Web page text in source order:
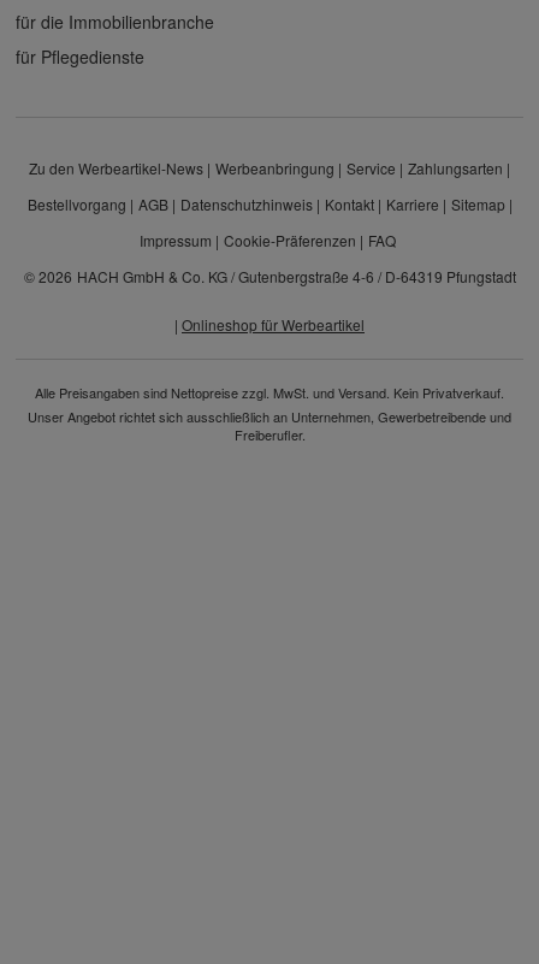
für die Immobilienbranche
für Pflegedienste
Zu den Werbeartikel-News Werbeanbringung Service
Zahlungsarten
Bestellvorgang
AGB Datenschutzhinweis Kontakt Karriere
Sitemap
Impressum
Cookie-Präferenzen
FAQ
© 2026 HACH GmbH & Co. KG / Gutenbergstraße 4-6 / D-64319 Pfungstadt
| Onlineshop für Werbeartikel
Alle Preisangaben sind Nettopreise zzgl. MwSt. und Versand. Kein Privatverkauf.
Unser Angebot richtet sich ausschließlich an Unternehmen, Gewerbetreibende und
Freiberufler.